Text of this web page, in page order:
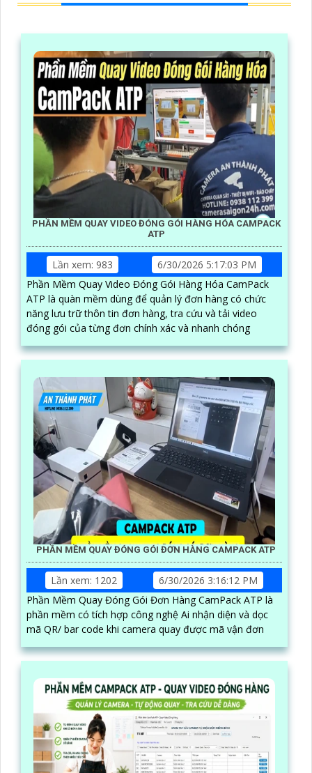
PHẦN MỀM QUAY VIDEO ĐÓNG GÓI HÀNG HÓA CAMPACK
ATP
Lần xem: 983
6/30/2026 5:17:03 PM
Phần Mềm Quay Video Đóng Gói Hàng Hóa CamPack
ATP là quàn mềm dùng để quản lý đơn hàng có chức
năng lưu trữ thôn tin đơn hàng, tra cứu và tải video
đóng gói của từng đơn chính xác và nhanh chóng
PHẦN MỀM QUAY ĐÓNG GÓI ĐƠN HÀNG CAMPACK ATP
Lần xem: 1202
6/30/2026 3:16:12 PM
Phần Mềm Quay Đóng Gói Đơn Hàng CamPack ATP là
phần mềm có tích hợp công nghệ Ai nhận diện và dọc
mã QR/ bar code khi camera quay được mã vận đơn